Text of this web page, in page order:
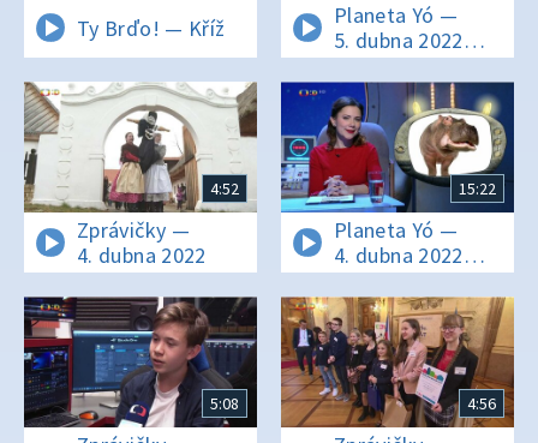
Ty Brďo! — Kříž
Planeta Yó —
5. dubna 2022
16:10
4:52
Zprávičky —
4. dubna 2022
15:22
Planeta Yó —
4. dubna 2022
16:11
5:08 4:56